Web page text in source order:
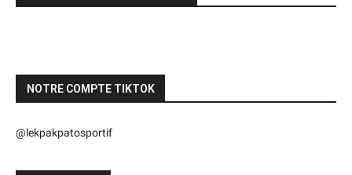
NOTRE COMPTE TIKTOK
@lekpakpatosportif